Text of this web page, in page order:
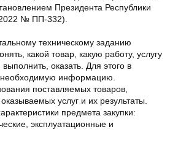
Президента Республики
№ ПП-332).
техническому заданию
какой товар, какую работу, услугу
выполнить, оказать. Для этого в
необходимую информацию.
поставляемых товаров,
услуг и их результаты.
предмета закупки:
эксплуатационные и